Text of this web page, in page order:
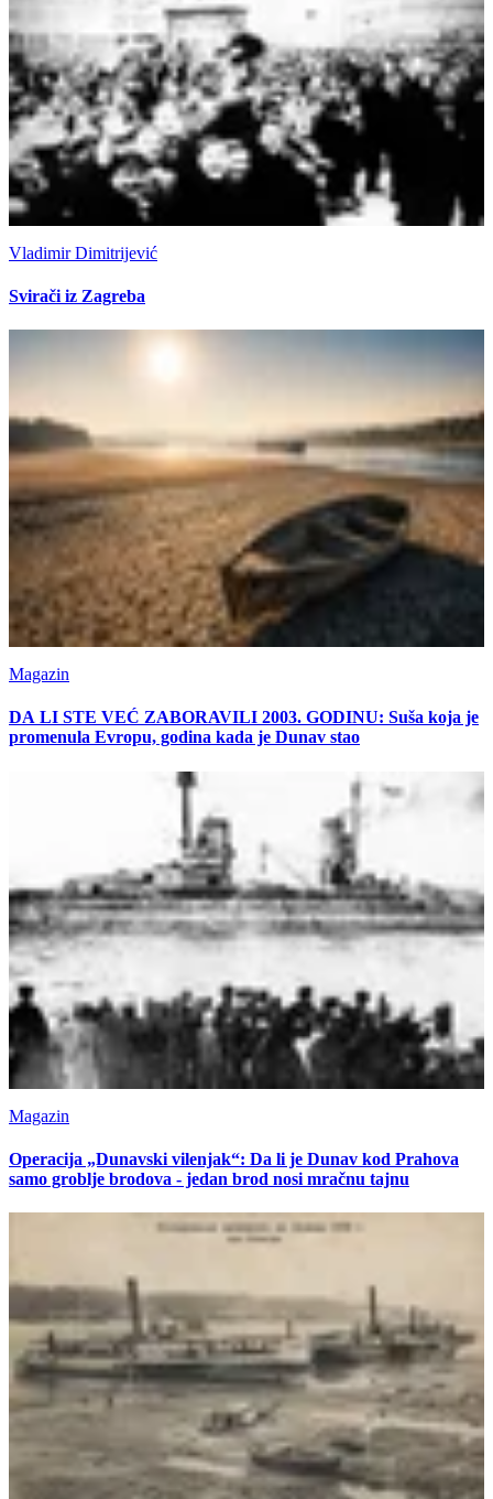
Vladimir Dimitrijević
Svirači iz Zagreba
Magazin
DA LI STE VEĆ ZABORAVILI 2003. GODINU: Suša koja je
promenula Evropu, godina kada je Dunav stao
Magazin
Operacija „Dunavski vilenjak“: Da li je Dunav kod Prahova
samo groblje brodova - jedan brod nosi mračnu tajnu